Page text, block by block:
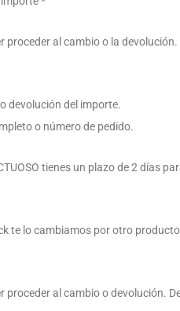
al cambio o la
devolución del importe.
o número de pedido.
tienes un plazo de 2
te lo cambiamos por otro
al cambio o devolución.